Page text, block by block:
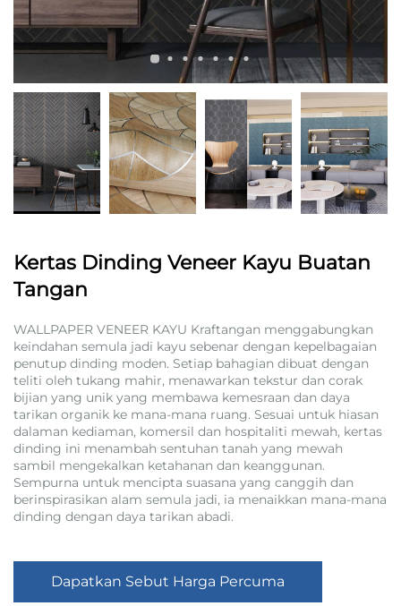
Kertas Dinding Veneer Kayu Buatan
Tangan
WALLPAPER VENEER KAYU Kraftangan menggabungkan
keindahan semula jadi kayu sebenar dengan kepelbagaian
penutup dinding moden. Setiap bahagian dibuat dengan
teliti oleh tukang mahir, menawarkan tekstur dan corak
bijian yang unik yang membawa kemesraan dan daya
tarikan organik ke mana-mana ruang. Sesuai untuk hiasan
dalaman kediaman, komersil dan hospitaliti mewah, kertas
dinding ini menambah sentuhan tanah yang mewah
sambil mengekalkan ketahanan dan keanggunan.
Sempurna untuk mencipta suasana yang canggih dan
berinspirasikan alam semula jadi, ia menaikkan mana-mana
dinding dengan daya tarikan abadi.
Dapatkan Sebut Harga Percuma